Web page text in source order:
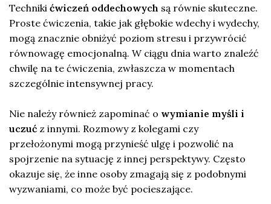
Techniki ćwiczeń oddechowych są równie skuteczne.
Proste ćwiczenia, takie jak głębokie wdechy i wydechy,
mogą znacznie obniżyć poziom stresu i przywrócić
równowagę emocjonalną. W ciągu dnia warto znaleźć
chwilę na te ćwiczenia, zwłaszcza w momentach
szczególnie intensywnej pracy.
Nie należy również zapominać o wymianie myśli i
uczuć z innymi. Rozmowy z kolegami czy
przełożonymi mogą przynieść ulgę i pozwolić na
spojrzenie na sytuację z innej perspektywy. Często
okazuje się, że inne osoby zmagają się z podobnymi
wyzwaniami, co może być pocieszające.